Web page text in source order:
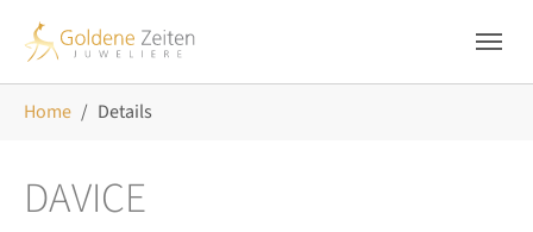
Home Details
DAVICE